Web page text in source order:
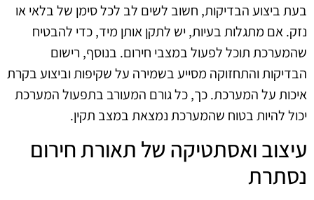
בעת ביצוע הבדיקות, חשוב לשים לב לכל סימן של בלאי או
נזק. אם מתגלות בעיות, יש לתקן אותן מיד, כדי להבטיח
שהמערכת תוכל לפעול במצבי חירום. בנוסף, רישום
הבדיקות והתחזוקה מסייע בשמירה על שקיפות וביצוע בקרת
איכות על המערכת. כך, כל גורם המעורב בתפעול המערכת
יכול להיות בטוח שהמערכת נמצאת במצב תקין.
עיצוב ואסתטיקה של תאורת חירום
נסתרת